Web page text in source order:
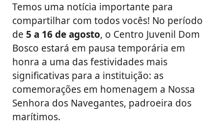
Temos uma notícia importante para
compartilhar com todos vocês! No período
de 5 a 16 de agosto, o Centro Juvenil Dom
Bosco estará em pausa temporária em
honra a uma das festividades mais
significativas para a instituição: as
comemorações em homenagem a Nossa
Senhora dos Navegantes, padroeira dos
marítimos.